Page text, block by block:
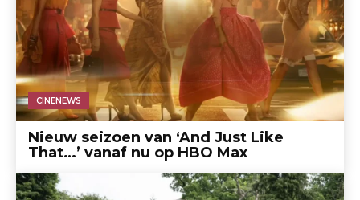
CINENEWS
Nieuw seizoen van ‘And Just Like
That…’ vanaf nu op HBO Max